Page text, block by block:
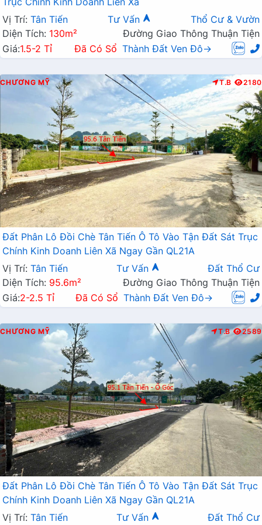
Vị Trí: Tân Tiến Tư Vấn
Thổ Cư & Vườn
Diện Tích: 130m²
Đường Giao Thông Thuận Tiện
Giá:1.5-2 Tỉ Đã Có Sổ Thành Đất Ven Đô→
CHƯƠNG MỸ T.B 2180
Đất Phân Lô Đồi Chè Tân Tiến Ô Tô Vào Tận Đất Sát Trục
Chính Kinh Doanh Liên Xã Ngay Gần QL21A
Vị Trí: Tân Tiến Tư Vấn
Đất Thổ Cư
Diện Tích: 95.6m²
Đường Giao Thông Thuận Tiện
Giá:2-2.5 Tỉ Đã Có Sổ Thành Đất Ven Đô→
CHƯƠNG MỸ T.B 2589
Đất Phân Lô Đồi Chè Tân Tiến Ô Tô Vào Tận Đất Sát Trục
Chính Kinh Doanh Liên Xã Ngay Gần QL21A
Vị Trí: Tân Tiến Tư Vấn Đất Thổ Cư